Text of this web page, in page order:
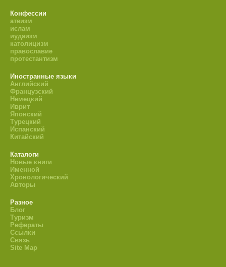
Конфессии
атеизм
ислам
иудаизм
католицизм
православие
протестантизм
Иностранные языки
Английский
Французский
Немецкий
Иврит
Японский
Турецкий
Испанский
Китайский
Каталоги
Новые книги
Именной
Хронологический
Авторы
Разное
Блог
Туризм
Рефераты
Ссылки
Связь
Site Map